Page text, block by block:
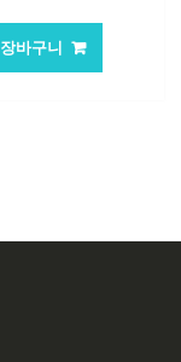
장바구니